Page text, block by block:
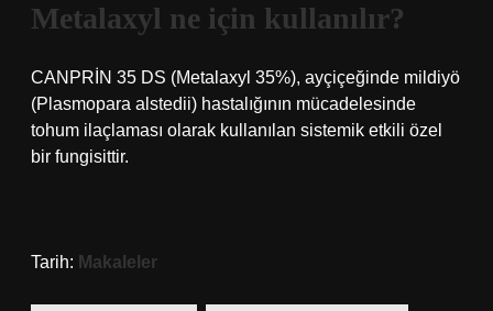
Metalaxyl ne için kullanılır?
CANPRİN 35 DS (Metalaxyl 35%), ayçiçeğinde mildiyö
(Plasmopara alstedii) hastalığının mücadelesinde
tohum ilaçlaması olarak kullanılan sistemik etkili özel
bir fungisittir.
Tarih: Makaleler